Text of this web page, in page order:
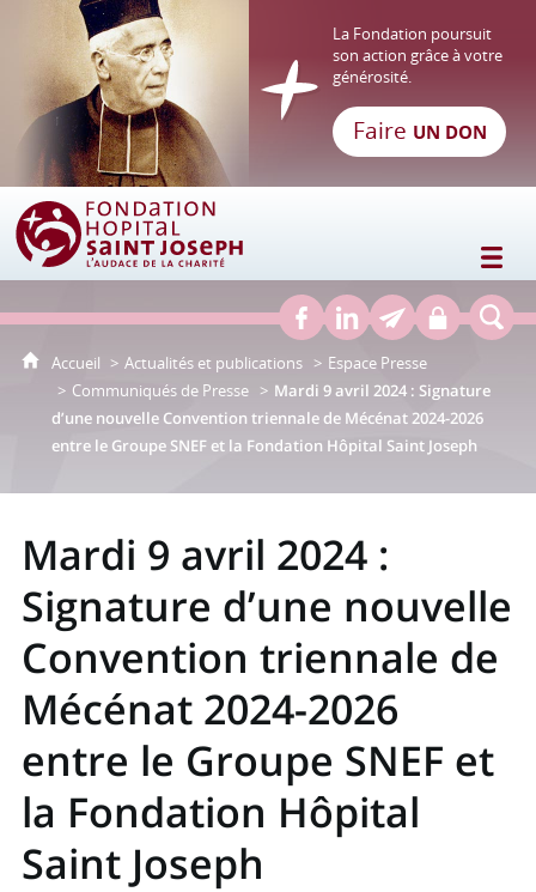
Fondation Hôpital Saint Joseph
La Fondation poursuit
son action grâce à votre
générosité.
Faire UN DON
Accueil Actualités et publications
Espace Presse
Communiqués de Presse
Mardi 9 avril 2024 : Signature
d’une nouvelle Convention triennale de Mécénat 2024-2026
entre le Groupe SNEF et la Fondation Hôpital Saint Joseph
Mardi 9 avril 2024 :
Signature d’une nouvelle
Convention triennale de
Mécénat 2024-2026
entre le Groupe SNEF et
la Fondation Hôpital
Saint Joseph